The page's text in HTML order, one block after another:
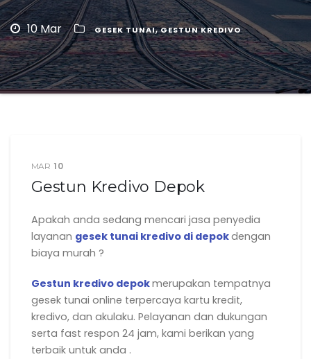
10 Mar GESEK TUNAI,GESTUN KREDIVO
MAR 10
Gestun Kredivo Depok
Apakah anda sedang mencari jasa penyedia
layanan gesek tunai kredivo di depokdengan
biaya murah ?
Gestun kredivo depokmerupakan tempatnya
gesek tunai online terpercaya kartu kredit,
kredivo, dan akulaku. Pelayanan dan dukungan
serta fast respon 24 jam, kami berikan yang
terbaik untuk anda .